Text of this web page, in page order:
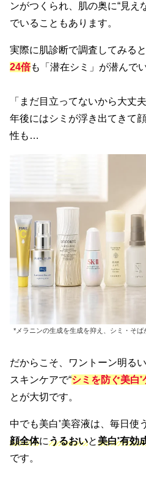
ンがつくられ、肌の奥に“見え
でいることもあります。
実際に肌診断で調査してみる
24倍も「潜在シミ」が潜んで
「まだ目立ってないから大丈
年後にはシミが浮き出てきて
性も…
*メラニンの生成を生成を抑え、シミ・そば
だからこそ、ワントーン明る
スキンケアで“シミを防ぐ美白*
とが大切です。
中でも美白*美容液は、毎日使
顔全体にうるおいと美白*有効
です。